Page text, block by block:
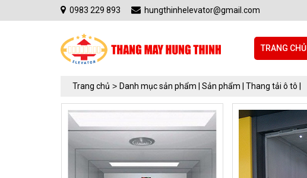
0983 229 893 hungthinhelevator@gmail.com
TRANG CHỦ
Trang chủ > Danh mục sản phẩm | Sản phẩm | Thang tải ô tô |